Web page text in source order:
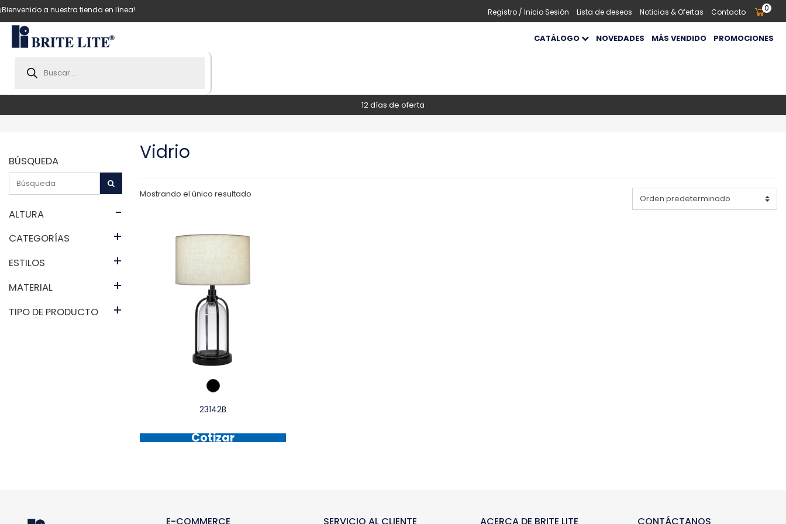
¡Bienvenido a nuestra tienda en línea! Registro / Inicio Sesión Lista de deseos Noticias & Ofertas Contacto 0
search
CATÁLOGO NOVEDADES MÁS VENDIDO PROMOCIONES
12 días de oferta
BÚSQUEDA
ALTURA -
CATEGORÍAS +
ESTILOS +
MATERIAL +
TIPO DE PRODUCTO +
Vidrio
Mostrando el único resultado
23142B
Cotizar